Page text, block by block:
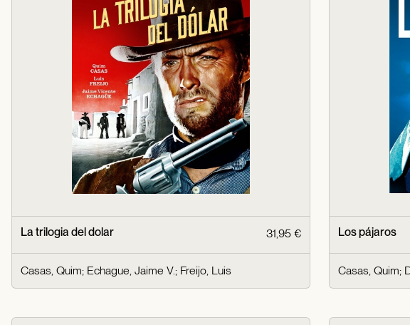
La trilogia del dolar 31,95 €
Casas, Quim; Echague, Jaime V.; Freijo, Luis
Los pájaros
Casas, Quim;